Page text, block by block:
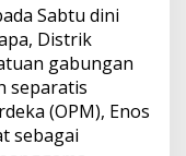
Sabtu dini
Distrik
gabungan
separatis
(OPM), Enos
sebagai